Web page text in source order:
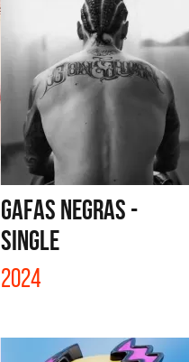
GAFAS NEGRAS -
SINGLE
2024